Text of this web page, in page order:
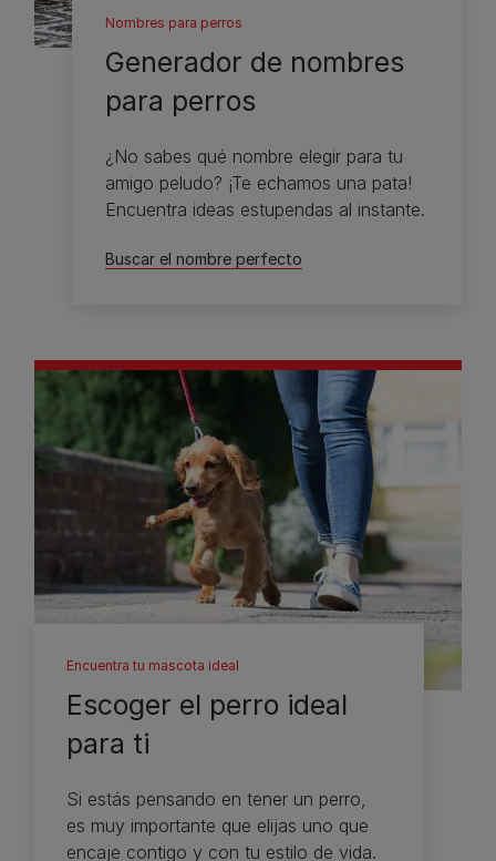
Nombres para perros
Generador de nombres
para perros
¿No sabes qué nombre elegir para tu
amigo peludo? ¡Te echamos una pata!
Encuentra ideas estupendas al instante.
Buscar el nombre perfecto
Encuentra tu mascota ideal
Escoger el perro ideal
para ti
Si estás pensando en tener un perro,
es muy importante que elijas uno que
encaje contigo y con tu estilo de vida.